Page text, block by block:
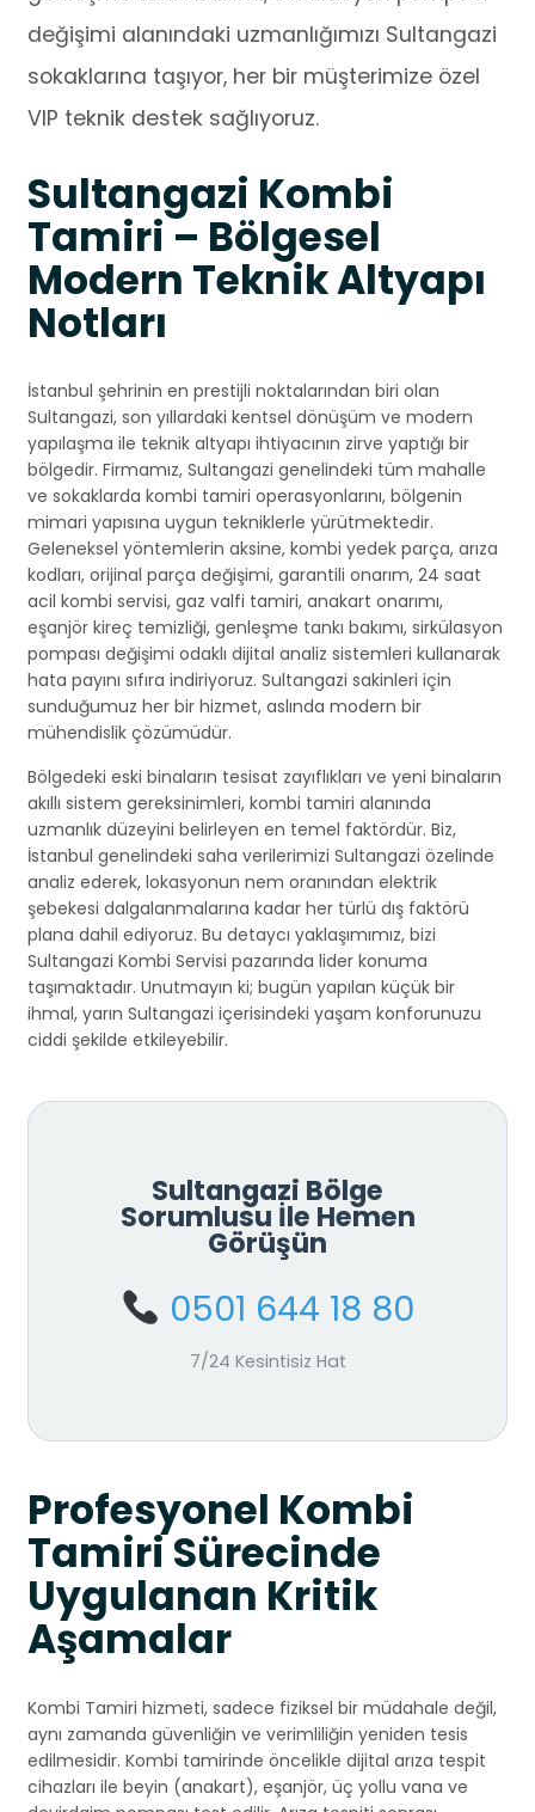
değişimi alanındaki uzmanlığımızı Sultangazi
sokaklarına taşıyor, her bir müşterimize özel
VIP teknik destek sağlıyoruz.
Sultangazi Kombi
Tamiri – Bölgesel
Modern Teknik Altyapı
Notları
İstanbul şehrinin en prestijli noktalarından biri olan
Sultangazi, son yıllardaki kentsel dönüşüm ve modern
yapılaşma ile teknik altyapı ihtiyacının zirve yaptığı bir
bölgedir. Firmamız, Sultangazi genelindeki tüm mahalle
ve sokaklarda kombi tamiri operasyonlarını, bölgenin
mimari yapısına uygun tekniklerle yürütmektedir.
Geleneksel yöntemlerin aksine, kombi yedek parça, arıza
kodları, orijinal parça değişimi, garantili onarım, 24 saat
acil kombi servisi, gaz valfi tamiri, anakart onarımı,
eşanjör kireç temizliği, genleşme tankı bakımı, sirkülasyon
pompası değişimi odaklı dijital analiz sistemleri kullanarak
hata payını sıfıra indiriyoruz. Sultangazi sakinleri için
sunduğumuz her bir hizmet, aslında modern bir
mühendislik çözümüdür.
Bölgedeki eski binaların tesisat zayıflıkları ve yeni binaların
akıllı sistem gereksinimleri, kombi tamiri alanında
uzmanlık düzeyini belirleyen en temel faktördür. Biz,
İstanbul genelindeki saha verilerimizi Sultangazi özelinde
analiz ederek, lokasyonun nem oranından elektrik
şebekesi dalgalanmalarına kadar her türlü dış faktörü
plana dahil ediyoruz. Bu detaycı yaklaşımımız, bizi
Sultangazi Kombi Servisi pazarında lider konuma
taşımaktadır. Unutmayın ki; bugün yapılan küçük bir
ihmal, yarın Sultangazi içerisindeki yaşam konforunuzu
ciddi şekilde etkileyebilir.
Sultangazi Bölge
Sorumlusu İle Hemen
Görüşün
0501 644 18 80
7/24 Kesintisiz Hat
Profesyonel Kombi
Tamiri Sürecinde
Uygulanan Kritik
Aşamalar
Kombi Tamiri hizmeti, sadece fiziksel bir müdahale değil,
aynı zamanda güvenliğin ve verimliliğin yeniden tesis
edilmesidir. Kombi tamirinde öncelikle dijital arıza tespit
cihazları ile beyin (anakart), eşanjör, üç yollu vana ve